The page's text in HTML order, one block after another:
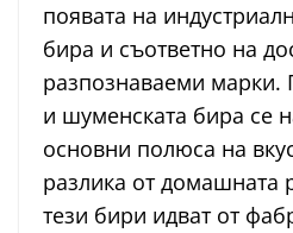
появата на
бира и съответно на
разпознаваеми
и шуменската бира се
основни полюса на
разлика от домашната
тези бири идват от